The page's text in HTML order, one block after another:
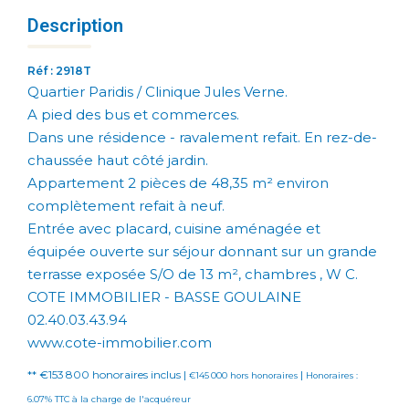
Description
Réf : 2918T
Quartier Paridis / Clinique Jules Verne.
A pied des bus et commerces.
Dans une résidence - ravalement refait. En rez-de-
chaussée haut côté jardin.
Appartement 2 pièces de 48,35 m² environ
complètement refait à neuf.
Entrée avec placard, cuisine aménagée et
équipée ouverte sur séjour donnant sur un grande
terrasse exposée S/O de 13 m², chambres , W C.
COTE IMMOBILIER - BASSE GOULAINE
02.40.03.43.94
www.cote-immobilier.com
** €153 800 honoraires inclus | €145 000 hors honoraires | Honoraires :
6.07% TTC à la charge de l'acquéreur